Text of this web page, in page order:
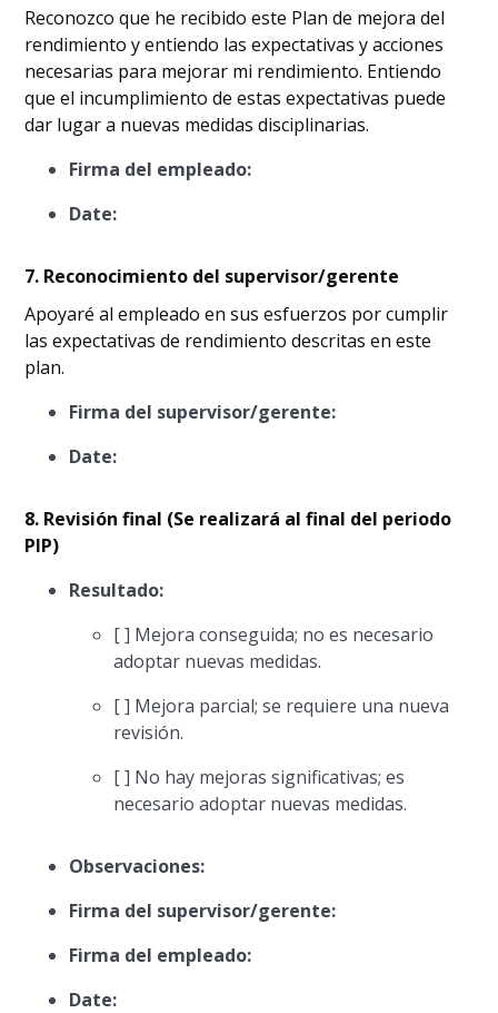
Reconozco que he recibido este Plan de mejora del
rendimiento y entiendo las expectativas y acciones
necesarias para mejorar mi rendimiento. Entiendo
que el incumplimiento de estas expectativas puede
dar lugar a nuevas medidas disciplinarias.
Firma del empleado:
Date:
7. Reconocimiento del supervisor/gerente
Apoyaré al empleado en sus esfuerzos por cumplir
las expectativas de rendimiento descritas en este
plan.
Firma del supervisor/gerente:
Date:
8. Revisión final (Se realizará al final del periodo
PIP)
Resultado:
[ ] Mejora conseguida; no es necesario
adoptar nuevas medidas.
[ ] Mejora parcial; se requiere una nueva
revisión.
[ ] No hay mejoras significativas; es
necesario adoptar nuevas medidas.
Observaciones:
Firma del supervisor/gerente:
Firma del empleado:
Date: